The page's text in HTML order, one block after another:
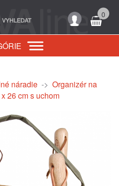
0
náradie-> Organizér na
26 cm s uchom